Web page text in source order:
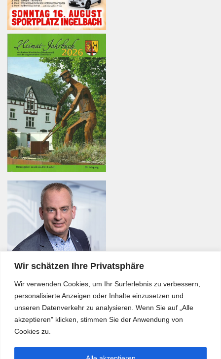
Wir schätzen Ihre Privatsphäre
Wir verwenden Cookies, um Ihr Surferlebnis zu verbessern,
personalisierte Anzeigen oder Inhalte einzusetzen und
unseren Datenverkehr zu analysieren. Wenn Sie auf „Alle
akzeptieren" klicken, stimmen Sie der Anwendung von
Cookies zu.